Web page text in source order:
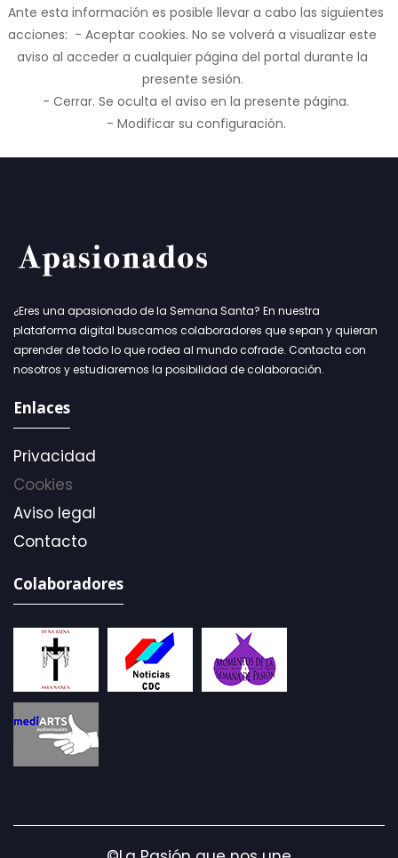
Ante esta información es posible llevar a cabo las siguientes
acciones: - Aceptar cookies. No se volverá a visualizar este
aviso al acceder a cualquier página del portal durante la
presente sesión.
- Cerrar. Se oculta el aviso en la presente página.
- Modificar su configuración.
¿Eres una apasionado de la Semana Santa? En nuestra
plataforma digital buscamos colaboradores que sepan y quieran
aprender de todo lo que rodea al mundo cofrade. Contacta con
nosotros y estudiaremos la posibilidad de colaboración.
Enlaces
Privacidad
Cookies
Aviso legal
Contacto
Colaboradores